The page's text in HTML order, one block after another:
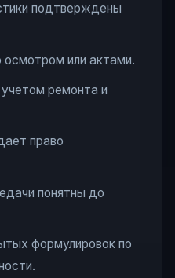
подтверждены
осмотром или актами.
ремонта и
право
понятны до
формулировок по